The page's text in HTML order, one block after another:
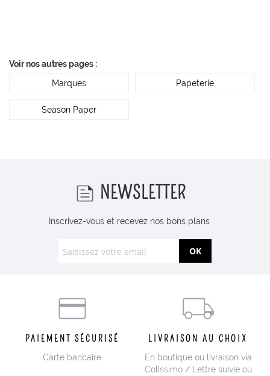
Voir nos autres pages :
Marques
Papeterie
Season Paper
NEWSLETTER
Inscrivez-vous et recevez nos bons plans
OK
PAIEMENT SÉCURISÉ
Carte bancaire
LIVRAISON AU CHOIX
En boutique ou livraison via
Colissimo / Lettre suivie ou